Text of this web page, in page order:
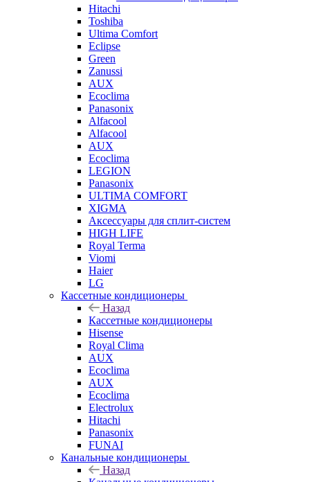
Hitachi
Toshiba
Ultima Comfort
Eclipse
Green
Zanussi
AUX
Ecoclima
Panasonix
Alfacool
Alfacool
AUX
Ecoclima
LEGION
Panasonix
ULTIMA COMFORT
XIGMA
Аксессуары для сплит-систем
HIGH LIFE
Royal Terma
Viomi
Haier
LG
Кассетные кондиционеры
Назад
Кассетные кондиционеры
Hisense
Royal Clima
AUX
Ecoclima
AUX
Ecoclima
Electrolux
Hitachi
Panasonix
FUNAI
Канальные кондиционеры
Назад